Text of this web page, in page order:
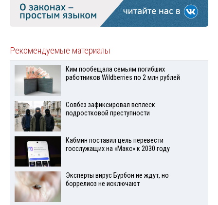
Рекомендуемые материалы
Ким пообещала семьям погибших
работников Wildberries по 2 млн рублей
Совбез зафиксировал всплеск
подростковой преступности
Кабмин поставил цель перевести
госслужащих на «Макс» к 2030 году
Эксперты вирус Бурбон не ждут, но
боррелиоз не исключают